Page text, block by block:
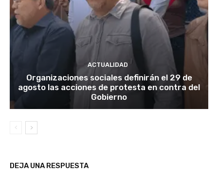
ACTUALIDAD
Organizaciones sociales definirán el 29 de
agosto las acciones de protesta en contra del
Gobierno
DEJA UNA RESPUESTA